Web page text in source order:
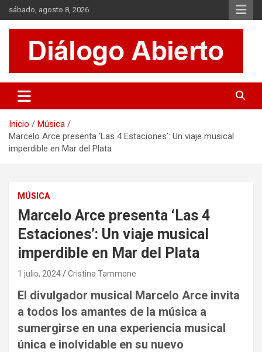
Saltar
al
contenido
sábado, agosto 8, 2026
Diálogo Abierto
Se tratan diversos temas de actualidad buscando hacer un
aporte a la sociedad, brindando información relevante de lo que
Inicio
Música
Marcelo Arce presenta ‘Las 4 Estaciones’: Un viaje musical
imperdible en Mar del Plata
MÚSICA
Marcelo Arce presenta ‘Las 4
Estaciones’: Un viaje musical
imperdible en Mar del Plata
1 julio, 2024 Cristina Tammone
El divulgador musical Marcelo Arce invita
a todos los amantes de la música a
sumergirse en una experiencia musical
única e inolvidable en su nuevo